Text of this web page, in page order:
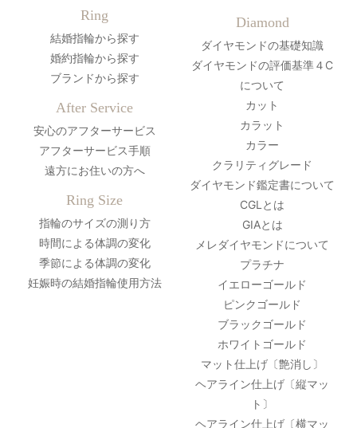
Ring
結婚指輪から探す
婚約指輪から探す
ブランドから探す
After Service
安心のアフターサービス
アフターサービス手順
遠方にお住いの方へ
Ring Size
指輪のサイズの測り方
時間による体調の変化
季節による体調の変化
妊娠時の結婚指輪使用方法
Diamond
ダイヤモンドの基礎知識
ダイヤモンドの評価基準４C
について
カット
カラット
カラー
クラリティグレード
ダイヤモンド鑑定書について
CGLとは
GIAとは
メレダイヤモンドについて
プラチナ
イエローゴールド
ピンクゴールド
ブラックゴールド
ホワイトゴールド
マット仕上げ〔艶消し〕
ヘアライン仕上げ〔縦マッ
ト〕
ヘアライン仕上げ〔横マッ